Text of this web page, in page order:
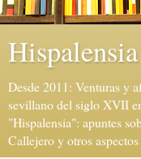
Hispalensia
Desde 2011: Venturas y
sevillano del siglo XVII
"Hispalensia": apuntes
Callejero y otros